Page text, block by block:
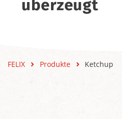
überzeugt
FELIX Produkte Ketchup